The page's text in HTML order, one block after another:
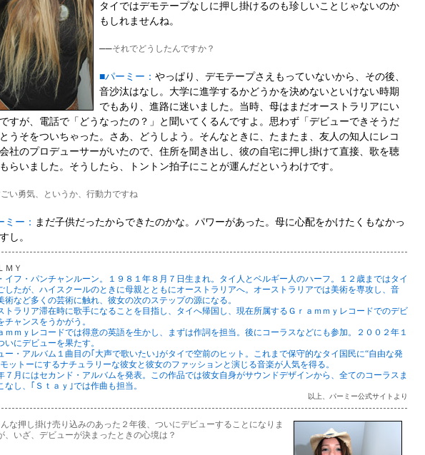
タイではデモテープなしに押し掛けるのも珍しいことじゃないのか
もしれませんね。
──それでどうしたんですか？
■パーミー： やっぱり、デモテープさえもっていないから、その後、
音沙汰はなし。大学に進学するかどうかを決めないといけない時期
でもあり、進路に迷いました。当時、母はまだオーストラリアにい
すが、電話で「どうなったの？」と聞いてくるんですよ。思わず「デビューできそうだ
うそをついちゃった。さあ、どうしよう。そんなときに、たまたま、友人の知人にレコ
社のプロデューサーがいたので、住所を聞き出し、彼の自宅に押し掛けて直接、歌を聴
らいました。そうしたら、トントン拍子にことが運んだというわけです。
い勇気、というか、行動力ですね
ミー： まだ子供だったからできたのかな。パワーがあった。母に心配をかけたくもなかっ
し。
ＭＹ
イフ・パンチャンルーン。１９８１年８月７日生まれ。タイ人とベルギー人のハーフ。１２歳まではタイ
したが、ハイスクールのときに母親とともにオーストラリアへ。オーストラリアでは美術を専攻し、音
術など多くの芸術に触れ、彼女の次のステップの源になる。
トラリア滞在時に歌手になることを目指し、タイへ帰国し、現在所属するＧｒａｍｍｙレコードでのデビ
チャンスをうかがう。
ｍｍｙレコードでは得意の英語を生かし、まずは作詞を担当。後にコーラスなどにも参加。２００２年１
いにデビューを果たす。
ー・アルバム１曲目の｢大声で歌いたい｣がタイで空前のヒット。これまで保守的なタイ国民に“自由な発
ットーにするナチュラリーな彼女と彼女のファッションと演じる音楽が人気を得る。
７月にはセカンド・アルバムを発表。この作品では彼女自身がサウンドデザインから、全てのコーラスま
なし、｢Ｓｔａｙ｣では作曲も担当。
以上、パーミー公式サイトより
な押し掛け売り込みのあった２年後、ついにデビューすることになりま
、いざ、デビューが決まったときの心境は？